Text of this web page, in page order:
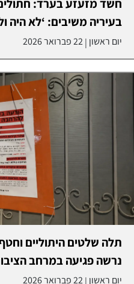
חשד מזעזע בערד:
בעיריה משיבים: ‘לא היה
יום ראשון |22 פברואר 2026
נרשה פגיעה במרחב
יום ראשון |22 פברואר 2026